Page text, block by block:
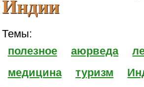
Индии
Темы:
полезное
аюрведа
медицина
туризм